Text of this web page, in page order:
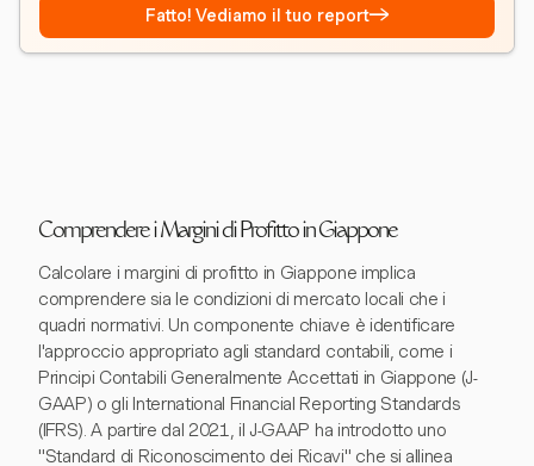
Fatto! Vediamo il tuo report→
Comprendere i Margini di Profitto in Giappone
Calcolare i margini di profitto in Giappone implica
comprendere sia le condizioni di mercato locali che i
quadri normativi. Un componente chiave è identificare
l'approccio appropriato agli standard contabili, come i
Principi Contabili Generalmente Accettati in Giappone (J-
GAAP) o gli International Financial Reporting Standards
(IFRS). A partire dal 2021, il J-GAAP ha introdotto uno
"Standard di Riconoscimento dei Ricavi" che si allinea